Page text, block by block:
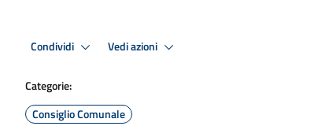
Condividi Vedi azioni
Categorie:
Consiglio Comunale